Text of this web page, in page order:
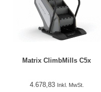
Matrix ClimbMills C5x
4.678,83 Inkl. MwSt.